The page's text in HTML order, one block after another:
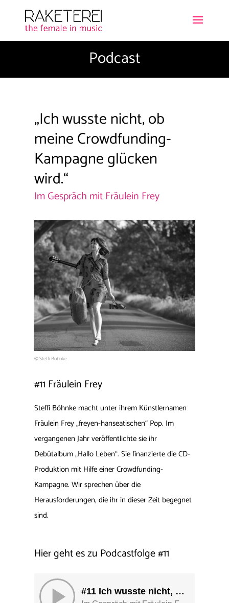
Podcast
„Ich wusste nicht, ob
meine Crowdfunding-
Kampagne glücken
wird.“
Im Gespräch mitFräulein Frey
© Steffi Böhnke
#11 Fräulein Frey
Steffi Böhnke macht unter ihrem Künstlernamen
Fräulein Frey „freyen-hanseatischen“ Pop. Im
vergangenen Jahr veröffentlichte sie ihr
Debütalbum „Hallo Leben“. Sie finanzierte die CD-
Produktion mit Hilfe einer Crowdfunding-
Kampagne. Wir sprechen über die
Herausforderungen, die ihr in dieser Zeit begegnet
sind.
Hier geht es zu Podcastfolge #11